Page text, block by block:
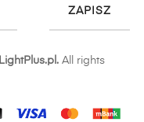
ZAPISZ
LightPlus.pl. All rights